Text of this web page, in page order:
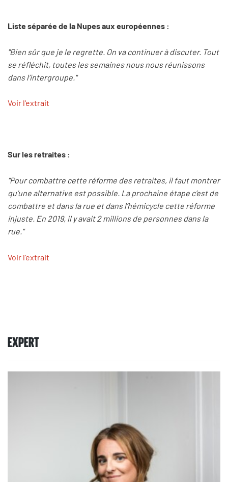
Liste séparée de la Nupes aux européennes :
"Bien sûr que je le regrette. On va continuer à discuter. Tout
se réfléchit, toutes les semaines nous nous réunissons
dans l’intergroupe."
Voir l'extrait
Sur les retraites :
"Pour combattre cette réforme des retraites, il faut montrer
qu’une alternative est possible. La prochaine étape c’est de
combattre et dans la rue et dans l’hémicycle cette réforme
injuste. En 2019, il y avait 2 millions de personnes dans la
rue."
Voir l'extrait
EXPERT